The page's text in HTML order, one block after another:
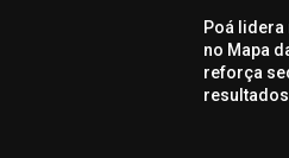
Poá lidera
no Mapa
reforça
resultados